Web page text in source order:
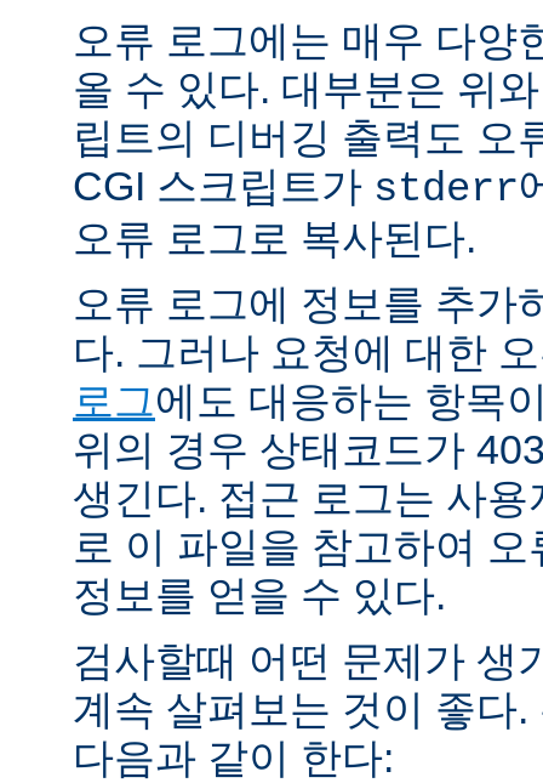
오류 로그에는 매우 다양
올 수 있다. 대부분은 위
립트의 디버깅 출력도 오
CGI 스크립트가 stderr
오류 로그로 복사된다.
오류 로그에 정보를 추가
다. 그러나 요청에 대한
로그에도 대응하는 항목
위의 경우 상태코드가
생긴다. 접근 로그는 사
로 이 파일을 참고하여
정보를 얻을 수 있다.
검사할때 어떤 문제가 생
계속 살펴보는 것이 좋다
다음과 같이 한다: